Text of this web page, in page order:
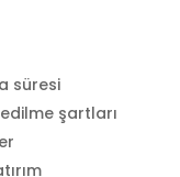
süresi
şartları